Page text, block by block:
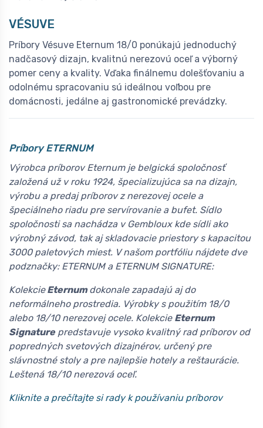
VÉSUVE
Príbory Vésuve Eternum 18/0 ponúkajú jednoduchý
nadčasový dizajn, kvalitnú nerezovú oceľ a výborný
pomer ceny a kvality. Vďaka finálnemu dolešťovaniu a
odolnému spracovaniu sú ideálnou voľbou pre
domácnosti, jedálne aj gastronomické prevádzky.
Príbory ETERNUM
Výrobca príborov Eternum je belgická spoločnosť
založená už v roku 1924, špecializujúca sa na dizajn,
výrobu a predaj príborov z nerezovej ocele a
špeciálneho riadu pre servírovanie a bufet. Sídlo
spoločnosti sa nachádza v Gembloux kde sídli ako
výrobný závod, tak aj skladovacie priestory s kapacitou
3000 paletových miest. V našom portfóliu nájdete dve
podznačky: ETERNUM a ETERNUM SIGNATURE:
KolekcieEternumdokonale zapadajú aj do
neformálneho prostredia. Výrobky s použitím 18/0
alebo 18/10 nerezovej ocele. Kolekcie Eternum
Signaturepredstavuje vysoko kvalitný rad príborov od
popredných svetových dizajnérov, určený pre
slávnostné stoly a pre najlepšie hotely a reštaurácie.
Leštená 18/10 nerezová oceľ.
Kliknite a prečítajte si rady k používaniu príborov